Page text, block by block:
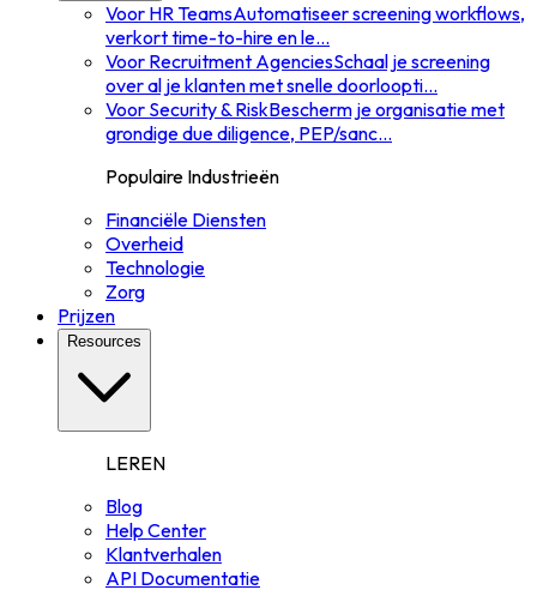
Voor HR TeamsAutomatiseer screening workflows,
verkort time-to-hire en le...
Voor Recruitment AgenciesSchaal je screening
over al je klanten met snelle doorloopti...
Voor Security & RiskBescherm je organisatie met
grondige due diligence, PEP/sanc...
Populaire Industrieën
Financiële Diensten
Overheid
Technologie
Zorg
Prijzen
Resources
LEREN
Blog
Help Center
Klantverhalen
API Documentatie